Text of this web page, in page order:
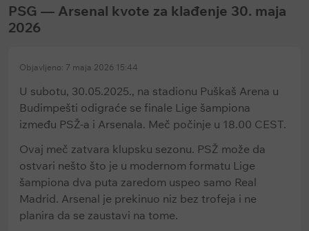
PSG — Arsenal kvote za klađenje 30. maja
2026
Objavljeno: 7 maja 2026 15:44
U subotu, 30.05.2025., na stadionu Puškaš Arena u
Budimpešti odigraće se finale Lige šampiona
između PSŽ-a i Arsenala. Meč počinje u 18.00 CEST.
Ovaj meč zatvara klupsku sezonu. PSŽ može da
ostvari nešto što je u modernom formatu Lige
šampiona dva puta zaredom uspeo samo Real
Madrid. Arsenal je prekinuo niz bez trofeja i ne
planira da se zaustavi na tome.